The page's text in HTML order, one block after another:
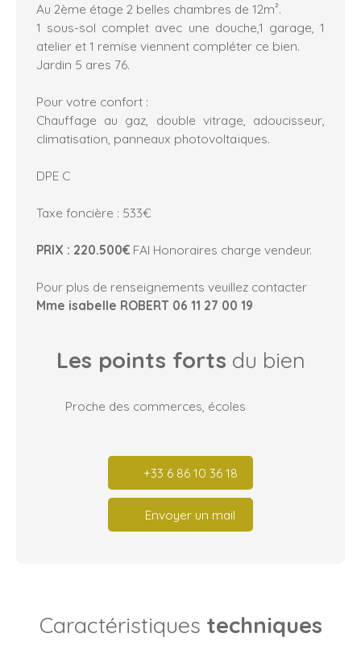
Au 2ème étage 2 belles chambres de 12m².
1 sous-sol complet avec une douche,1 garage, 1
atelier et 1 remise viennent compléter ce bien.
Jardin 5 ares 76.
Pour votre confort :
Chauffage au gaz, double vitrage, adoucisseur,
climatisation, panneaux photovoltaïques.
DPE C
Taxe foncière : 533€
PRIX : 220.500€ FAI Honoraires charge vendeur.
Pour plus de renseignements veuillez contacter
Mme isabelle ROBERT 06 11 27 00 19
Les points forts du bien
Proche des commerces, écoles
+33 6 86 10 36 18
Envoyer un mail
Caractéristiques techniques